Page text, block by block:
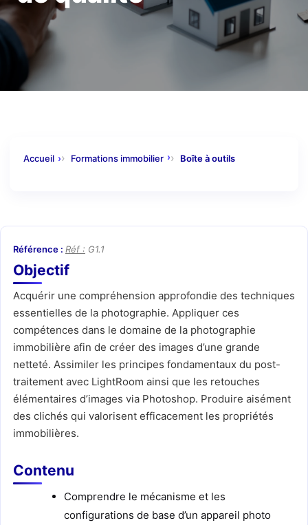
Accueil Formations immobilier Boîte à outils
Réf : G1.1
Objectif
Acquérir une compréhension approfondie des techniques
essentielles de la photographie. Appliquer ces
compétences dans le domaine de la photographie
immobilière afin de créer des images d’une grande
netteté. Assimiler les principes fondamentaux du post-
traitement avec LightRoom ainsi que les retouches
élémentaires d’images via Photoshop. Produire aisément
des clichés qui valorisent efficacement les propriétés
immobilières.
Contenu
Comprendre le mécanisme et les
configurations de base d’un appareil photo